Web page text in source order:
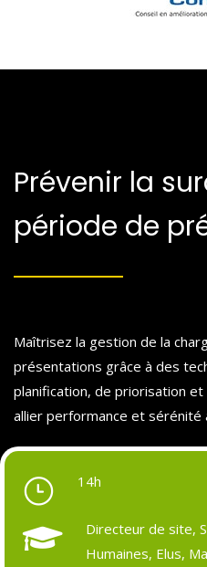
Prévenir la
période de
Maîtrisez la gestion de la
présentations grâce à des
planification, de priorisation
allier performance et sérénité
14h
Directeur de site,
Humaines, Elus,
Objectifs et prérequis
Programme